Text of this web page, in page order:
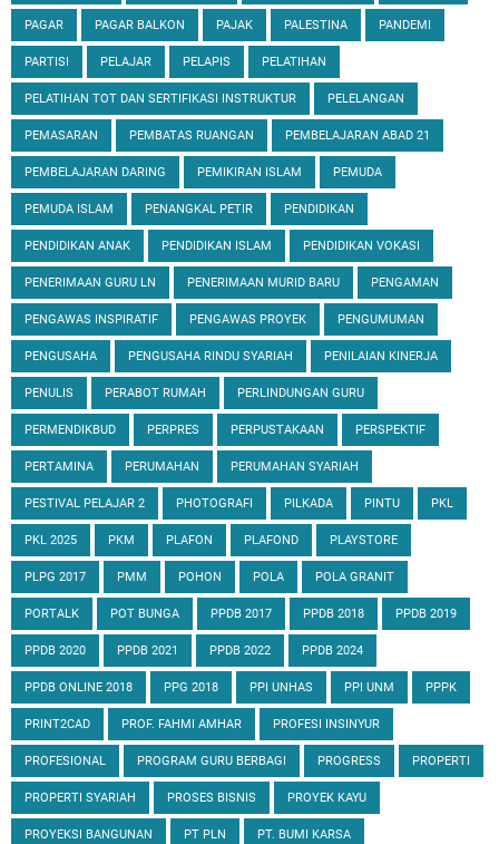
PAGAR PAGAR BALKON PAJAK PALESTINA PANDEMI
PARTISI PELAJAR PELAPIS PELATIHAN
PELATIHAN TOT DAN SERTIFIKASI INSTRUKTUR PELELANGAN
PEMASARAN PEMBATAS RUANGAN PEMBELAJARAN ABAD 21
PEMBELAJARAN DARING PEMIKIRAN ISLAM PEMUDA
PEMUDA ISLAM PENANGKAL PETIR PENDIDIKAN
PENDIDIKAN ANAK PENDIDIKAN ISLAM PENDIDIKAN VOKASI
PENERIMAAN GURU LN PENERIMAAN MURID BARU PENGAMAN
PENGAWAS INSPIRATIF PENGAWAS PROYEK PENGUMUMAN
PENGUSAHA PENGUSAHA RINDU SYARIAH PENILAIAN KINERJA
PENULIS PERABOT RUMAH PERLINDUNGAN GURU
PERMENDIKBUD PERPRES PERPUSTAKAAN PERSPEKTIF
PERTAMINA PERUMAHAN PERUMAHAN SYARIAH
PESTIVAL PELAJAR 2 PHOTOGRAFI PILKADA PINTU PKL
PKL 2025 PKM PLAFON PLAFOND PLAYSTORE
PLPG 2017 PMM POHON POLA POLA GRANIT
PORTALK POT BUNGA PPDB 2017 PPDB 2018 PPDB 2019
PPDB 2020 PPDB 2021 PPDB 2022 PPDB 2024
PPDB ONLINE 2018 PPG 2018 PPI UNHAS PPI UNM PPPK
PRINT2CAD PROF. FAHMI AMHAR PROFESI INSINYUR
PROFESIONAL PROGRAM GURU BERBAGI PROGRESS PROPERTI
PROPERTI SYARIAH PROSES BISNIS PROYEK KAYU
PROYEKSI BANGUNAN PT PLN PT. BUMI KARSA